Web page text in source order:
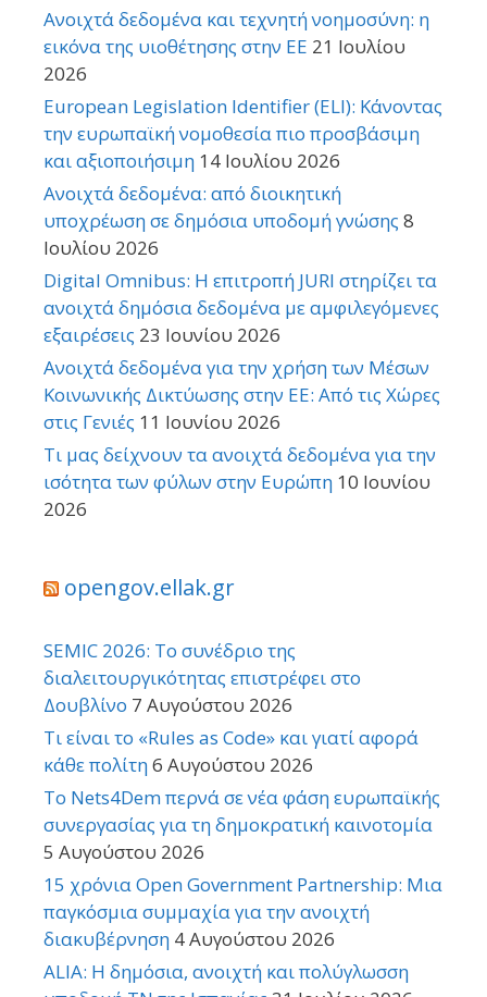
Ανοιχτά δεδομένα και τεχνητή νοημοσύνη: η
εικόνα της υιοθέτησης στην ΕΕ 21 Ιουλίου
2026
European Legislation Identifier (ELI): Κάνοντας
την ευρωπαϊκή νομοθεσία πιο προσβάσιμη
και αξιοποιήσιμη 14 Ιουλίου 2026
Ανοιχτά δεδομένα: από διοικητική
υποχρέωση σε δημόσια υποδομή γνώσης 8
Ιουλίου 2026
Digital Omnibus: Η επιτροπή JURI στηρίζει τα
ανοιχτά δημόσια δεδομένα με αμφιλεγόμενες
εξαιρέσεις 23 Ιουνίου 2026
Ανοιχτά δεδομένα για την χρήση των Μέσων
Κοινωνικής Δικτύωσης στην ΕΕ: Από τις Χώρες
στις Γενιές 11 Ιουνίου 2026
Τι μας δείχνουν τα ανοιχτά δεδομένα για την
ισότητα των φύλων στην Ευρώπη 10 Ιουνίου
2026
opengov.ellak.gr
SEMIC 2026: Το συνέδριο της
διαλειτουργικότητας επιστρέφει στο
Δουβλίνο 7 Αυγούστου 2026
Τι είναι το «Rules as Code» και γιατί αφορά
κάθε πολίτη6 Αυγούστου 2026
Το Nets4Dem περνά σε νέα φάση ευρωπαϊκής
συνεργασίας για τη δημοκρατική καινοτομία
5 Αυγούστου 2026
15 χρόνια Open Government Partnership: Μια
παγκόσμια συμμαχία για την ανοιχτή
διακυβέρνηση 4 Αυγούστου 2026
ALIA: Η δημόσια, ανοιχτή και πολύγλωσση